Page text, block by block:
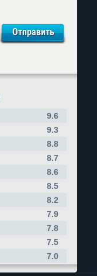
9.6
9.3
8.8
8.7
8.6
8.5
8.2
7.9
7.8
7.5
7.0